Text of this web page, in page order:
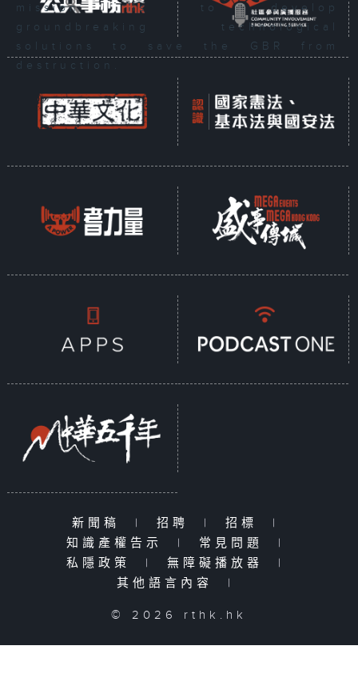
mission is to develop
groundbreaking technological
solutions to save the GBR from
destruction.
新聞稿 | 招聘 | 招標
|
知識產權告示
| 常見問題
|
私隱政策
| 無障礙播放器
|
其他語言內容
|
© 2026 rthk.hk